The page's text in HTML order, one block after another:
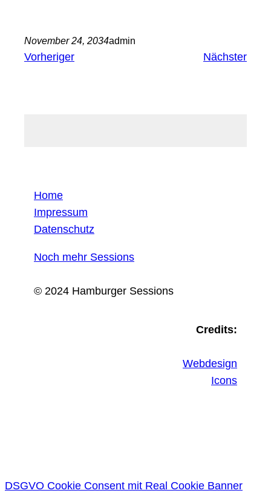
November 24, 2034admin
Vorheriger Nächster
Home
Impressum
Datenschutz
Noch mehr Sessions
© 2024 Hamburger Sessions
Credits:
Webdesign
Icons
DSGVO Cookie Consent mit Real Cookie Banner